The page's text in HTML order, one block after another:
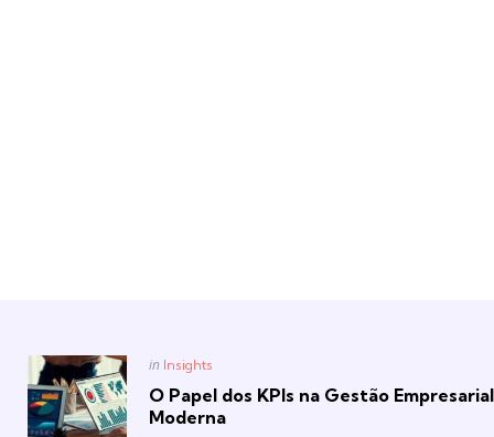
Posted
in Insights
O Papel dos KPIs na Gestão Empresarial
Moderna